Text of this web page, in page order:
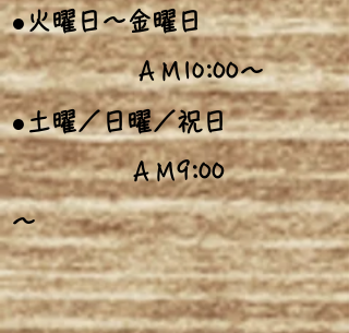
●火曜日～金曜日
ＡＭ10:00～
●土曜／日曜／祝日
ＡＭ9:00
～